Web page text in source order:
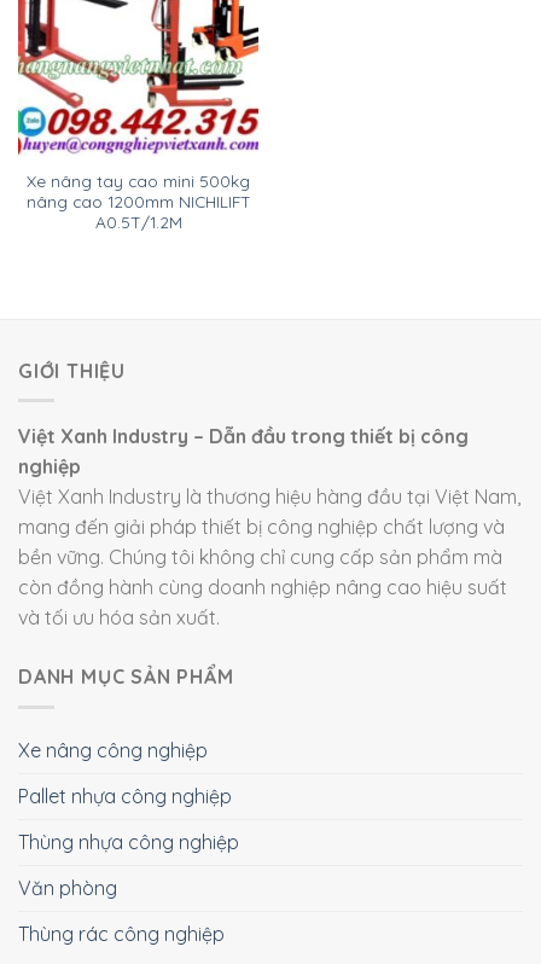
Xe nâng tay cao mini 500kg
nâng cao 1200mm NICHILIFT
A0.5T/1.2M
GIỚI THIỆU
Việt Xanh Industry – Dẫn đầu trong thiết bị công
nghiệp
Việt Xanh Industry là thương hiệu hàng đầu tại Việt Nam,
mang đến giải pháp thiết bị công nghiệp chất lượng và
bền vững. Chúng tôi không chỉ cung cấp sản phẩm mà
còn đồng hành cùng doanh nghiệp nâng cao hiệu suất
và tối ưu hóa sản xuất.
DANH MỤC SẢN PHẨM
Xe nâng công nghiệp
Pallet nhựa công nghiệp
Thùng nhựa công nghiệp
Văn phòng
Thùng rác công nghiệp